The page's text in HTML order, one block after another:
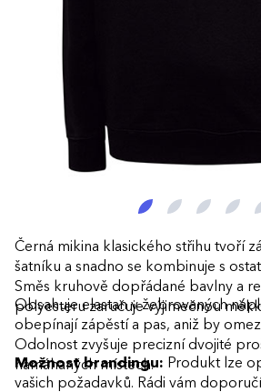
Černá mikina klasického střihu tvoří
šatníku a snadno se kombinuje s
Směs kruhově dopřádané bavlny a
polyesteru zaručuje výjimečnou
Obsahuje elastan v žebrovaných
obepínají zápěstí a pas, aniž by
Odolnost zvyšuje precizní dvojité
namáhaných místech.
Možnost brandingu: Produkt lze
vašich požadavků. Rádi vám